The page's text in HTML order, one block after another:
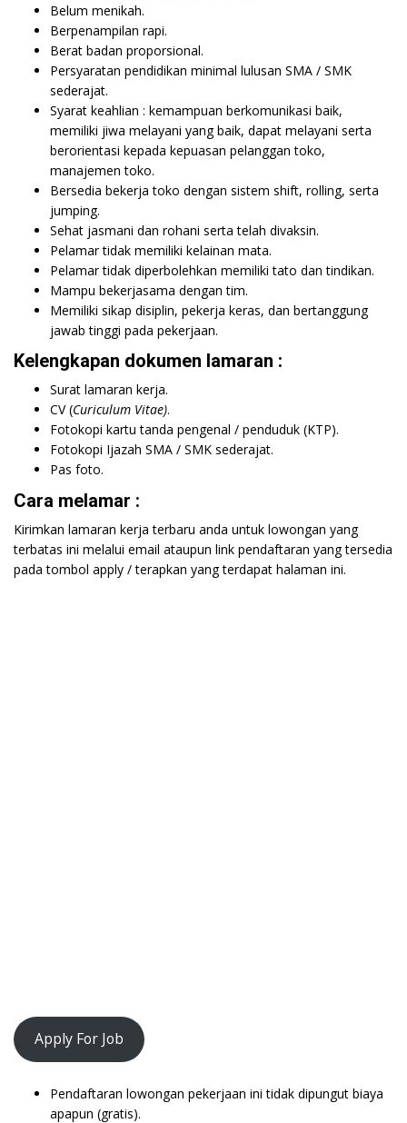
Belum menikah.
Berpenampilan rapi.
Berat badan proporsional.
Persyaratan pendidikan minimal lulusan SMA / SMK
sederajat.
Syarat keahlian : kemampuan berkomunikasi baik,
memiliki jiwa melayani yang baik, dapat melayani serta
berorientasi kepada kepuasan pelanggan toko,
manajemen toko.
Bersedia bekerja toko dengan sistem shift, rolling, serta
jumping.
Sehat jasmani dan rohani serta telah divaksin.
Pelamar tidak memiliki kelainan mata.
Pelamar tidak diperbolehkan memiliki tato dan tindikan.
Mampu bekerjasama dengan tim.
Memiliki sikap disiplin, pekerja keras, dan bertanggung
jawab tinggi pada pekerjaan.
Kelengkapan dokumen lamaran :
Surat lamaran kerja.
CV (Curiculum Vitae).
Fotokopi kartu tanda pengenal / penduduk (KTP).
Fotokopi Ijazah SMA / SMK sederajat.
Pas foto.
Cara melamar :
Kirimkan lamaran kerja terbaru anda untuk lowongan yang
terbatas ini melalui email ataupun link pendaftaran yang tersedia
pada tombol apply / terapkan yang terdapat halaman ini.
Apply For Job
Pendaftaran lowongan pekerjaan ini tidak dipungut biaya
apapun (gratis).